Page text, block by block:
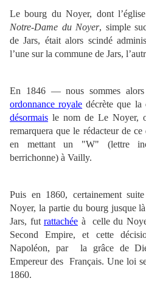
Le bourg du Noyer, dont
Notre-Dame du Noyer, simple
de Jars, était alors scindé
l’une sur la commune de Jars,
En 1846 — nous sommes
ordonnance royale décrète que la
désormais le nom de Le Noyer,
remarquera que le rédacteur de
en mettant un "W" (lettre
berrichonne) à Vailly.
Puis en 1860, certainement
Noyer, la partie du bourg jusque
Jars, fut rattachée à celle du
Second Empire, et cette
Napoléon, par la grâce de
Empereur des Français. Une loi
1860.